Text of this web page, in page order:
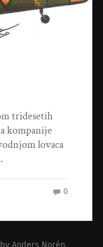
tridesetih
kompanije
lovaca
0